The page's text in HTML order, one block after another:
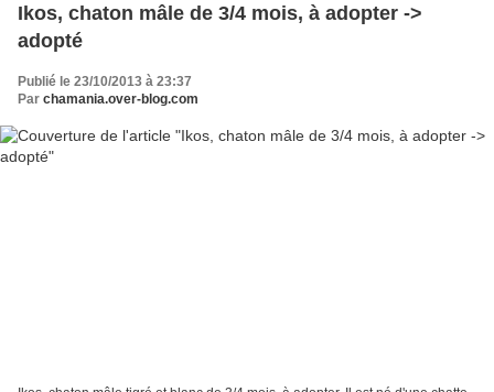
Ikos, chaton mâle de 3/4 mois, à adopter ->
adopté
Publié le 23/10/2013 à 23:37
Par chamania.over-blog.com